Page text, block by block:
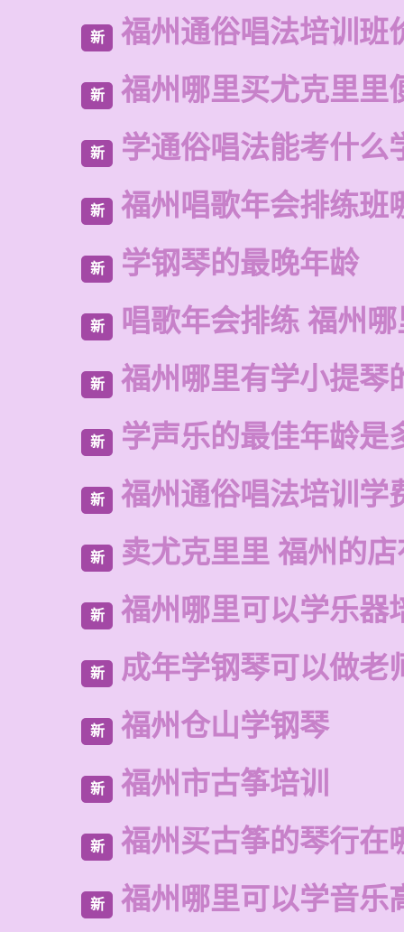
新 福州通俗唱法培训班
新 福州哪里买尤克里里
新 学通俗唱法能考什么
新 福州唱歌年会排练班
新 学钢琴的最晚年龄
新 唱歌年会排练 福州
新 福州哪里有学小提琴
新 学声乐的最佳年龄是
新 福州通俗唱法培训学
新 卖尤克里里 福州的
新 福州哪里可以学乐器
新 成年学钢琴可以做老
新 福州仓山学钢琴
新 福州市古筝培训
新 福州买古筝的琴行在
新 福州哪里可以学音乐